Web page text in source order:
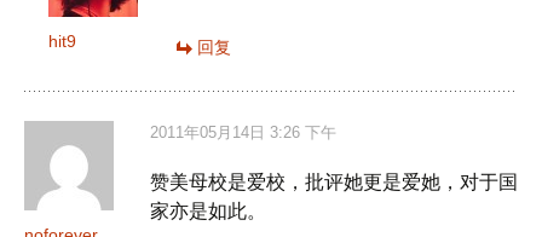
hit9 回复
2011年05月14日 3:26 下午
赞美母校是爱校，批评她更是爱她，对于国
家亦是如此。